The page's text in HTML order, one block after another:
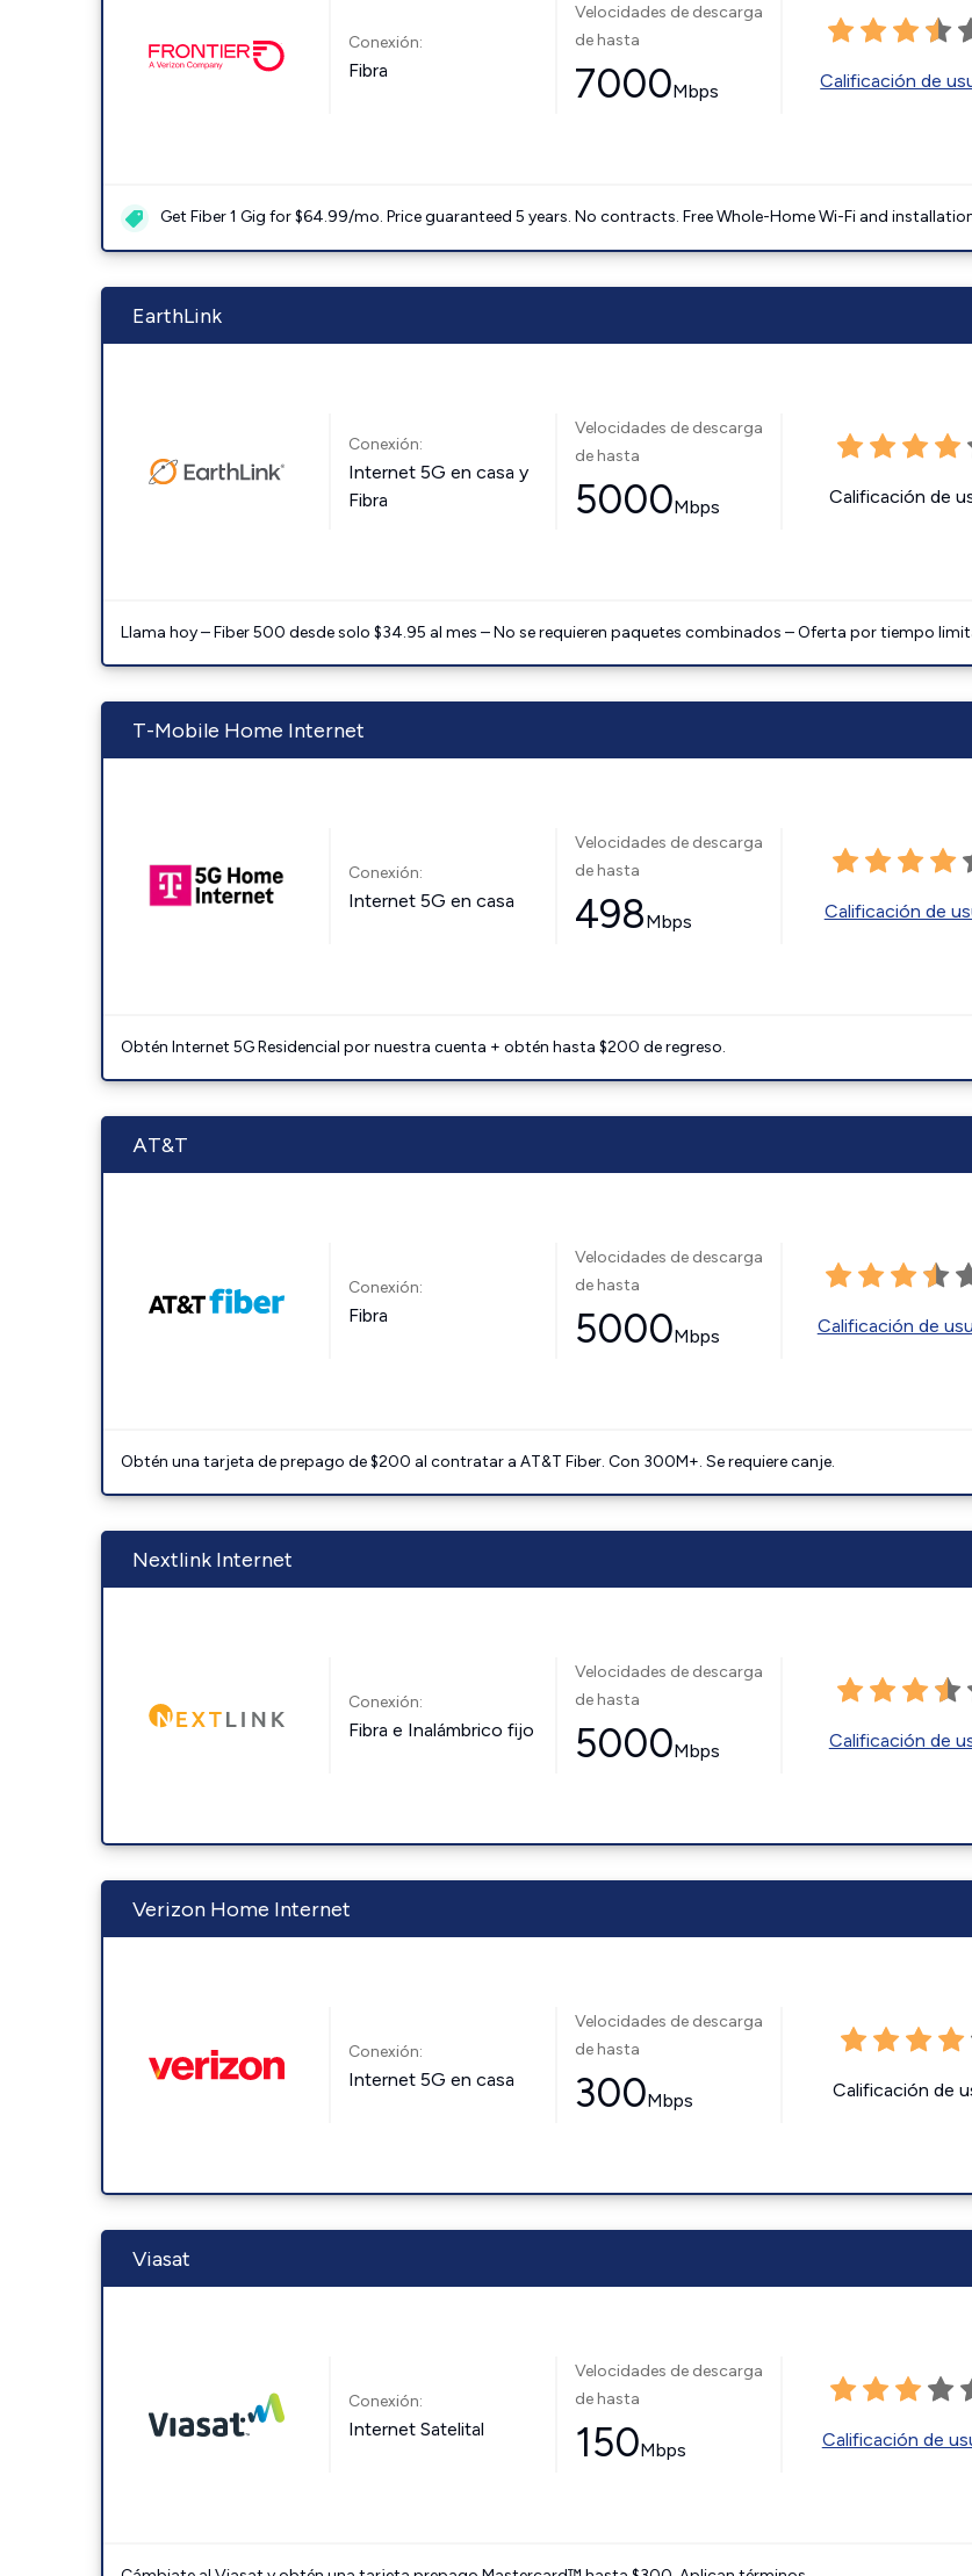
Conexión:
Fibra
Velocidades de descarga
de hasta
7000Mbps Calificación de
Get Fiber 1 Gig for $64.99/mo. Price guaranteed 5 years. No contracts. Free Whole-Home Wi-Fi and
EarthLink
Conexión:
Internet 5G en casa y
Fibra
Velocidades de descarga
de hasta
5000Mbps Calificación de
Llama hoy – Fiber 500 desde solo $34.95 al mes – No se requieren paquetes combinados – Oferta por tiempo
T-Mobile Home Internet
Conexión:
Internet 5G en casa
Velocidades de descarga
de hasta
498Mbps Calificación de
Obtén Internet 5G Residencial por nuestra cuenta + obtén hasta $200 de regreso.
AT&T
Conexión:
Fibra
Velocidades de descarga
de hasta
5000Mbps Calificación de
Obtén una tarjeta de prepago de $200 al contratar a AT&T Fiber. Con 300M+. Se requiere canje.
Nextlink Internet
Conexión:
Fibra e Inalámbrico fijo
Velocidades de descarga
de hasta
5000Mbps Calificación de
Verizon Home Internet
Conexión:
Internet 5G en casa
Velocidades de descarga
de hasta
300Mbps Calificación de
Viasat
Conexión:
Internet Satelital
Velocidades de descarga
de hasta
150Mbps Calificación de